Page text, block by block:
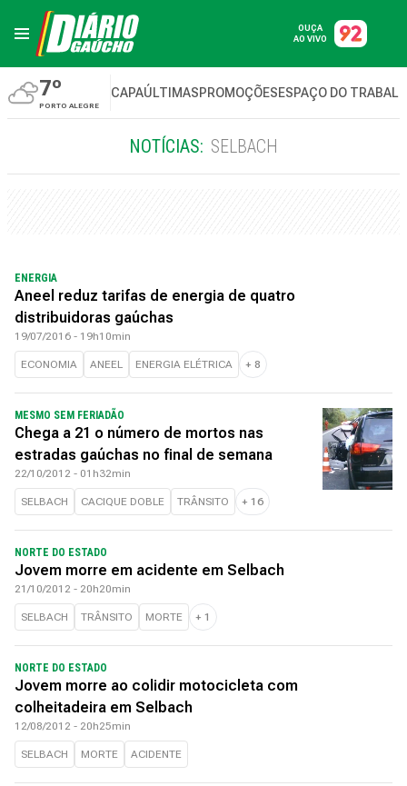
OUÇA
AO VIVO
7º
PORTO ALEGRE
CAPAÚLTIMASPROMOÇÕESESPAÇO DO
NOTÍCIAS: SELBACH
ENERGIA
Aneel reduz tarifas de energia de quatro
distribuidoras gaúchas
19/07/2016 - 19h10min
ECONOMIA ANEEL ENERGIA ELÉTRICA + 8
MESMO SEM FERIADÃO
Chega a 21 o número de mortos nas
estradas gaúchas no final de semana
22/10/2012 - 01h32min
SELBACH CACIQUE DOBLE TRÂNSITO + 16
NORTE DO ESTADO
Jovem morre em acidente em Selbach
21/10/2012 - 20h20min
SELBACH TRÂNSITO MORTE + 1
NORTE DO ESTADO
Jovem morre ao colidir motocicleta com
colheitadeira em Selbach
12/08/2012 - 20h25min
SELBACH MORTE ACIDENTE